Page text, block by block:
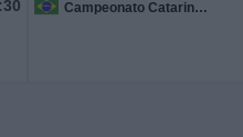
Campeonato Catarinense